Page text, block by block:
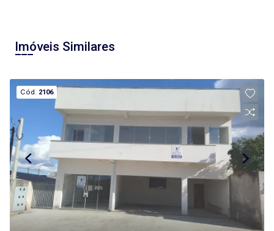
Imóveis Similares
Cód. 2106